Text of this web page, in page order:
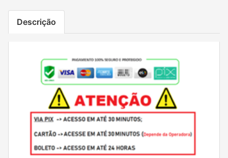
Descrição